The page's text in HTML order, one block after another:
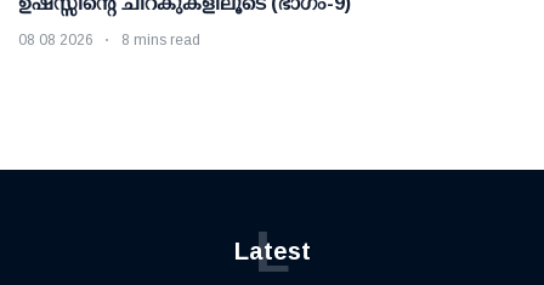
08 08 2026 8 mins read
Latest
L